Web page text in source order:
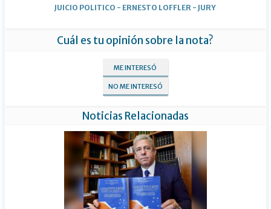
JUICIO POLITICO - ERNESTO LOFFLER - JURY
Cuál es tu opinión sobre la nota?
ME INTERESÓ
NO ME INTERESÓ
Noticias Relacionadas